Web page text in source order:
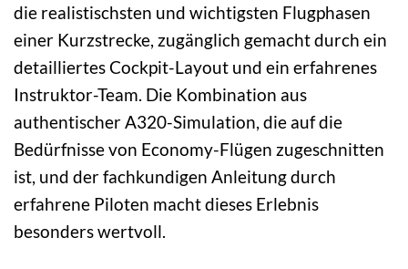
die realistischsten und wichtigsten Flugphasen
einer Kurzstrecke, zugänglich gemacht durch ein
detailliertes Cockpit-Layout und ein erfahrenes
Instruktor-Team. Die Kombination aus
authentischer A320-Simulation, die auf die
Bedürfnisse von Economy-Flügen zugeschnitten
ist, und der fachkundigen Anleitung durch
erfahrene Piloten macht dieses Erlebnis
besonders wertvoll.